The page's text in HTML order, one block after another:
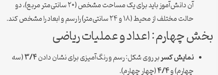
آن دانش‌آموز باید برای یک مساحت مشخص (۲۰ سانتی‌متر مربع)، دو
حالت مختلف از محیط (۱۸ و ۲۴ سانتی‌متر) را رسم و ابعاد را مشخص کند.
بخش چهارم: اعداد و عملیات ریاضی
نمایش کسربر روی شکل: رسم و رنگ‌آمیزی برای نشان دادن۳/۴(سه
چهارم) و۴/۴(چهار چهارم).